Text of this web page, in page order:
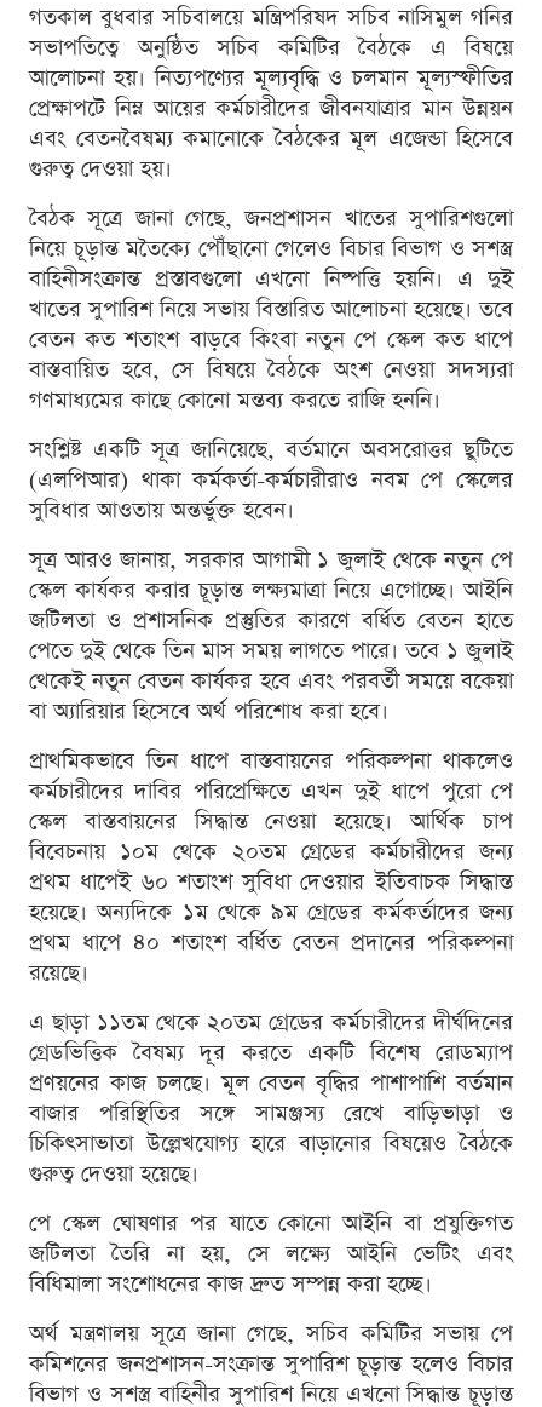
গতকাল বুধবার সচিবালয়ে মন্ত্রিপরিষদ সচিব নাসিমুল গনির
সভাপতিত্বে অনুষ্ঠিত সচিব কমিটির বৈঠকে এ বিষয়ে
আলোচনা হয়। নিত্যপণ্যের মূল্যবৃদ্ধি ও চলমান মূল্যস্ফীতির
প্রেক্ষাপটে নিম্ন আয়ের কর্মচারীদের জীবনযাত্রার মান উন্নয়ন
এবং বেতনবৈষম্য কমানোকে বৈঠকের মূল এজেন্ডা হিসেবে
গুরুত্ব দেওয়া হয়।
বৈঠক সূত্রে জানা গেছে, জনপ্রশাসন খাতের সুপারিশগুলো
নিয়ে চূড়ান্ত মতৈক্যে পৌঁছানো গেলেও বিচার বিভাগ ও সশস্ত্র
বাহিনীসংক্রান্ত প্রস্তাবগুলো এখনো নিষ্পত্তি হয়নি। এ দুই
খাতের সুপারিশ নিয়ে সভায় বিস্তারিত আলোচনা হয়েছে। তবে
বেতন কত শতাংশ বাড়বে কিংবা নতুন পে স্কেল কত ধাপে
বাস্তবায়িত হবে, সে বিষয়ে বৈঠকে অংশ নেওয়া সদস্যরা
গণমাধ্যমের কাছে কোনো মন্তব্য করতে রাজি হননি।
সংশ্লিষ্ট একটি সূত্র জানিয়েছে, বর্তমানে অবসরোত্তর ছুটিতে
(এলপিআর) থাকা কর্মকর্তা-কর্মচারীরাও নবম পে স্কেলের
সুবিধার আওতায় অন্তর্ভুক্ত হবেন।
সূত্র আরও জানায়, সরকার আগামী ১ জুলাই থেকে নতুন পে
স্কেল কার্যকর করার চূড়ান্ত লক্ষ্যমাত্রা নিয়ে এগোচ্ছে। আইনি
জটিলতা ও প্রশাসনিক প্রস্তুতির কারণে বর্ধিত বেতন হাতে
পেতে দুই থেকে তিন মাস সময় লাগতে পারে। তবে ১ জুলাই
থেকেই নতুন বেতন কার্যকর হবে এবং পরবর্তী সময়ে বকেয়া
বা অ্যারিয়ার হিসেবে অর্থ পরিশোধ করা হবে।
প্রাথমিকভাবে তিন ধাপে বাস্তবায়নের পরিকল্পনা থাকলেও
কর্মচারীদের দাবির পরিপ্রেক্ষিতে এখন দুই ধাপে পুরো পে
স্কেল বাস্তবায়নের সিদ্ধান্ত নেওয়া হয়েছে। আর্থিক চাপ
বিবেচনায় ১০ম থেকে ২০তম গ্রেডের কর্মচারীদের জন্য
প্রথম ধাপেই ৬০ শতাংশ সুবিধা দেওয়ার ইতিবাচক সিদ্ধান্ত
হয়েছে। অন্যদিকে ১ম থেকে ৯ম গ্রেডের কর্মকর্তাদের জন্য
প্রথম ধাপে ৪০ শতাংশ বর্ধিত বেতন প্রদানের পরিকল্পনা
রয়েছে।
এ ছাড়া ১১তম থেকে ২০তম গ্রেডের কর্মচারীদের দীর্ঘদিনের
গ্রেডভিত্তিক বৈষম্য দূর করতে একটি বিশেষ রোডম্যাপ
প্রণয়নের কাজ চলছে। মূল বেতন বৃদ্ধির পাশাপাশি বর্তমান
বাজার পরিস্থিতির সঙ্গে সামঞ্জস্য রেখে বাড়িভাড়া ও
চিকিৎসাভাতা উল্লেখযোগ্য হারে বাড়ানোর বিষয়েও বৈঠকে
গুরুত্ব দেওয়া হয়েছে।
পে স্কেল ঘোষণার পর যাতে কোনো আইনি বা প্রযুক্তিগত
জটিলতা তৈরি না হয়, সে লক্ষ্যে আইনি ভেটিং এবং
বিধিমালা সংশোধনের কাজ দ্রুত সম্পন্ন করা হচ্ছে।
অর্থ মন্ত্রণালয় সূত্রে জানা গেছে, সচিব কমিটির সভায় পে
কমিশনের জনপ্রশাসন-সংক্রান্ত সুপারিশ চূড়ান্ত হলেও বিচার
বিভাগ ও সশস্ত্র বাহিনীর সুপারিশ নিয়ে এখনো সিদ্ধান্ত চূড়ান্ত